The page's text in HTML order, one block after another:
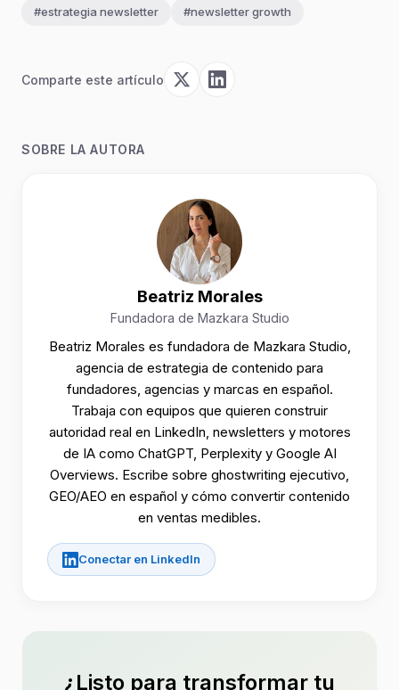
#estrategia newsletter
#newsletter growth
Comparte este artículo
SOBRE LA AUTORA
Beatriz Morales
Fundadora de Mazkara Studio
Beatriz Morales es fundadora de Mazkara Studio,
agencia de estrategia de contenido para
fundadores, agencias y marcas en español.
Trabaja con equipos que quieren construir
autoridad real en LinkedIn, newsletters y motores
de IA como ChatGPT, Perplexity y Google AI
Overviews. Escribe sobre ghostwriting ejecutivo,
GEO/AEO en español y cómo convertir contenido
en ventas medibles.
Conectar en LinkedIn
¿Listo para transformar tu